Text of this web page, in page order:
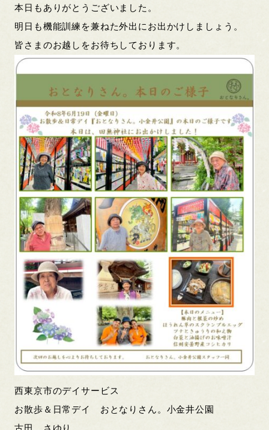
本日もありがとうございました。
明日も機能訓練を兼ねた外出にお出かけしましょう。
皆さまのお越しをお待ちしております。
西東京市のデイサービス
お散歩＆日常デイ おとなりさん。小金井公園